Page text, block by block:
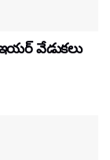
వేడుకలు